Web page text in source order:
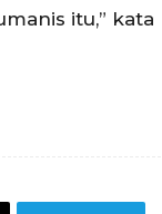
itu,” kata